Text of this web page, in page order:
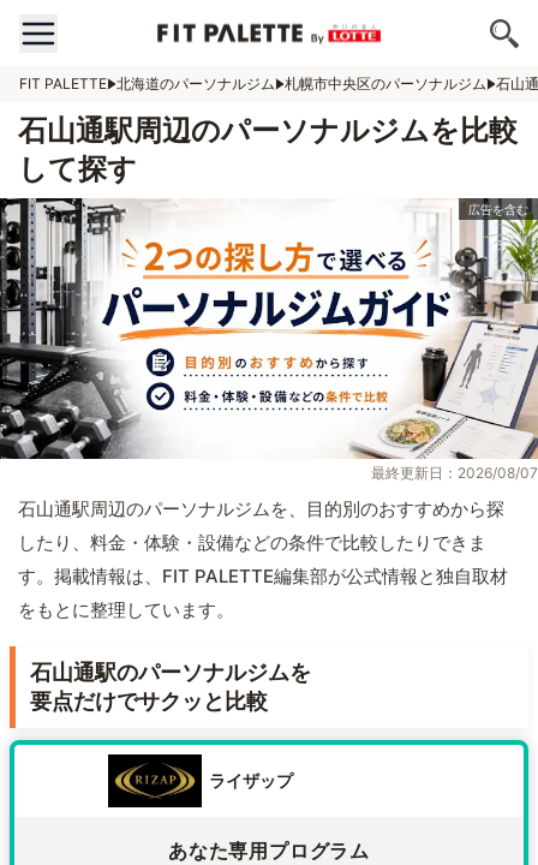
FIT PALETTE 北海道のパーソナルジム 札幌市中央区のパーソナルジム 石山
石山通駅周辺のパーソナルジムを比較
して探す
最終更新日：2026/08/07
石山通駅周辺のパーソナルジムを、目的別のおすすめから探
したり、料金・体験・設備などの条件で比較したりできま
す。掲載情報は、FIT PALETTE編集部が公式情報と独自取材
をもとに整理しています。
石山通駅のパーソナルジムを
要点だけでサクッと比較
ライザップ
あなた専用プログラム